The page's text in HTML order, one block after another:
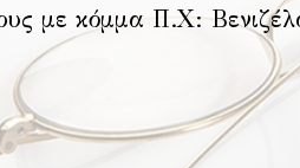
με κόμμα Π.Χ: